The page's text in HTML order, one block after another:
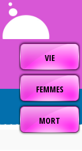
VIE
FEMMES
MORT